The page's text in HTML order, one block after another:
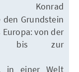
Konrad
Grundstein
von der
bis zur
in einer Welt